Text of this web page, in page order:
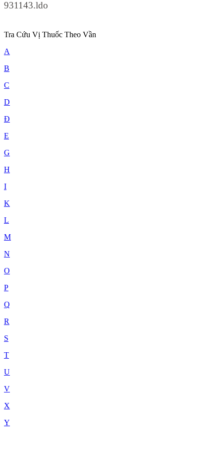
931143.ldo
Tra Cứu Vị Thuốc Theo Vần
A
B
C
D
Đ
E
G
H
I
K
L
M
N
O
P
Q
R
S
T
U
V
X
Y